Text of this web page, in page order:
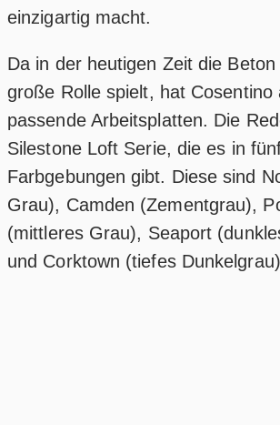
einzigartig macht.
Da in der heutigen Zeit die
große Rolle spielt, hat Cosentino
passende Arbeitsplatten. Die
Silestone Loft Serie, die es in
Farbgebungen gibt. Diese sind
Grau), Camden (Zementgrau),
(mittleres Grau), Seaport
und Corktown (tiefes